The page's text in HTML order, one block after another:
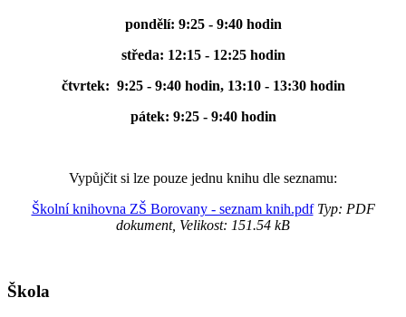
pondělí: 9:25 - 9:40 hodin
středa: 12:15 - 12:25 hodin
čtvrtek: 9:25 - 9:40 hodin, 13:10 - 13:30 hodin
pátek: 9:25 - 9:40 hodin
Vypůjčit si lze pouze jednu knihu dle seznamu:
Školní knihovna ZŠ Borovany - seznam knih.pdfTyp: PDF
dokument, Velikost: 151.54 kB
Škola